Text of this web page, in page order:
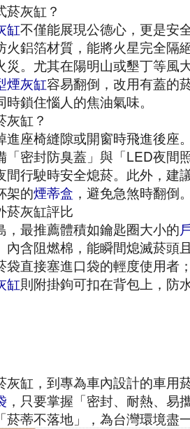
菸灰缸？
缸不僅能展現公德心，更是安
火鋁箔材質，能將火星完全隔
災。尤其在陽明山或墾丁等風
煙灰缸容易翻倒，改用有蓋的
鎖住惱人的焦油氣味。
灰缸？
進座椅縫隙或開窗時飛進後座
「密封防臭蓋」與「LED夜間
間行駛時安全熄菸。此外，建
架的煙蒂盒 ，避免急煞時翻倒
菸灰缸評比
，最推薦體積如鑰匙圈大小的
內含阻燃棉，能瞬間熄滅菸頭
袋直接塞進口袋的輕度使用者
缸則附掛鉤可扣在背包上，防
灰缸，到專為車內設計的車用
，只要掌握「密封、耐熱、易
菸蒂不落地」，為台灣環境盡